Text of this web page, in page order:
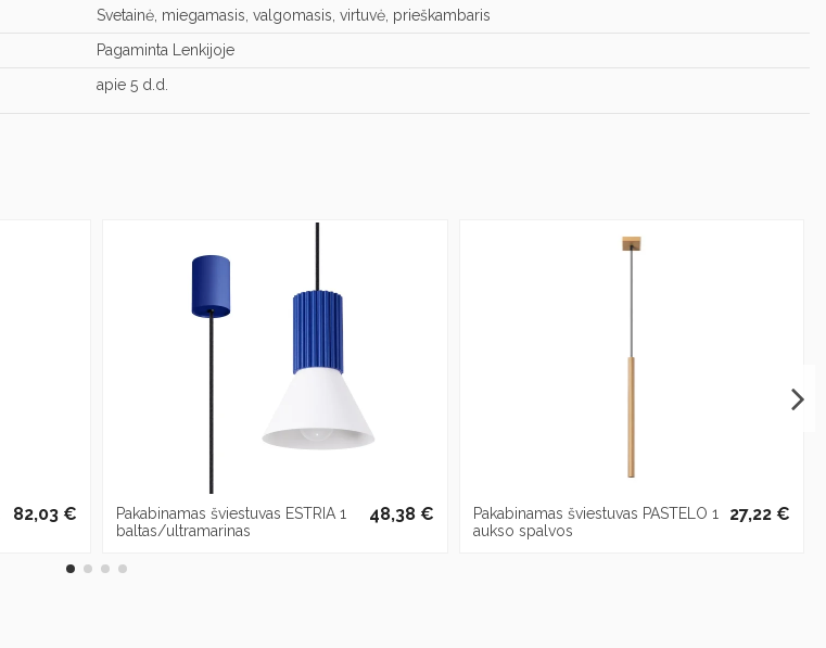
Svetainė, miegamasis, valgomasis, virtuvė, prieškambaris
Pagaminta Lenkijoje
apie 5 d.d.
82,03 €
Pakabinamas šviestuvas ESTRIA 1
baltas/ultramarinas
48,38 €
Pakabinamas šviestuvas PASTELO 1
aukso spalvos
27,22 €